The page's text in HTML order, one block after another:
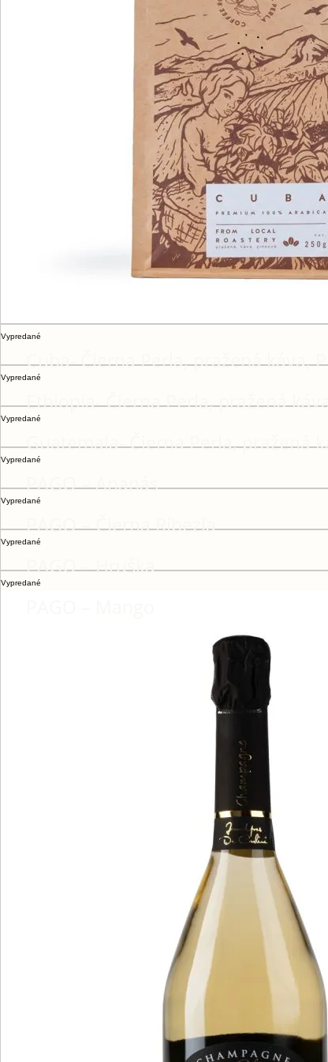
Cuba- Čierna Perla, pražená káva,
Vypredané
Ethiopia- Čierna Perla, pražená
Vypredané
Guatemala- Čierna Perla, pražená
Vypredané
PAGO – Ananás
Vypredané
PAGO – Čierna Ríbezľa
Vypredané
PAGO – Hruška
Vypredané
Vypredané